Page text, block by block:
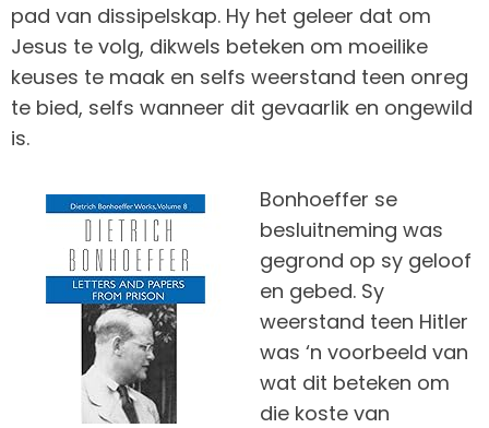
pad van dissipelskap. Hy het geleer dat om
Jesus te volg, dikwels beteken om moeilike
keuses te maak en selfs weerstand teen onreg
te bied, selfs wanneer dit gevaarlik en ongewild
is.
Bonhoeffer se
besluitneming was
gegrond op sy geloof
en gebed. Sy
weerstand teen Hitler
was ‘n voorbeeld van
wat dit beteken om
die koste van